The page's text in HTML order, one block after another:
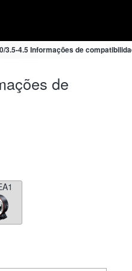
3.5-4.5 Informações de
de